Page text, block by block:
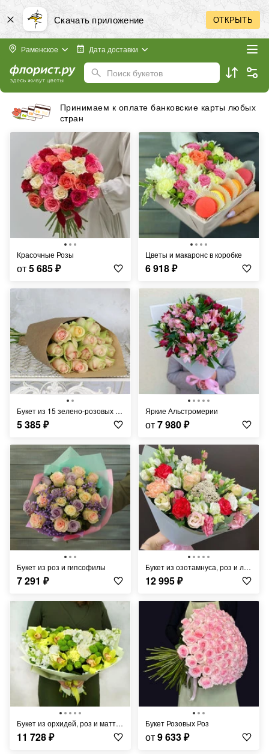
Скачать приложение ОТКРЫТЬ
Раменское Дата доставки
Поиск букетов
Принимаем к оплате банковские карты любых
стран
Красочные Розы
от5 685₽
Цветы и макаронс в коробке
6 918₽
Букет из 15 зелено-розовых роз в крафте Кения 40 см.
5 385₽
Яркие Альстромерии
от7 980₽
Букет из роз и гипсофилы
7 291 ₽
Букет из озотамнуса, роз и лизиантусов
12 995₽
Букет из орхидей, роз и маттиолы
11 728₽
Букет Розовых Роз
от9 633₽